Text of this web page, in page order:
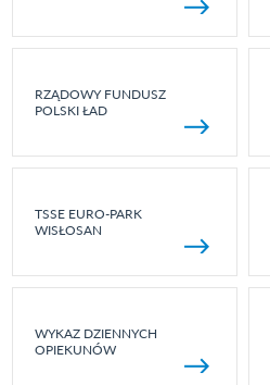
RZĄDOWY FUNDUSZ
POLSKI ŁAD
TSSE EURO-PARK
WISŁOSAN
WYKAZ DZIENNYCH
OPIEKUNÓW